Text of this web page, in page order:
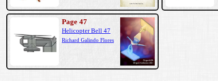
Page 47
Helicopter Bell 47
Richard Galindo Flores